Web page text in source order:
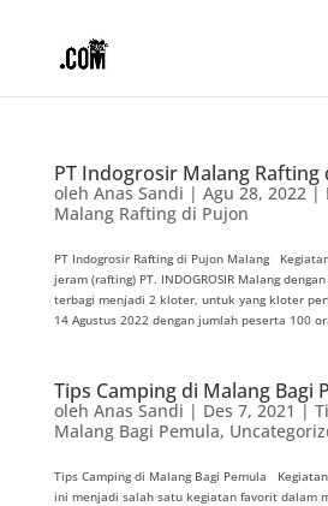
PT Indogrosir Malang Rafting
oleh Anas Sandi | Agu 28, 2022|
Malang Rafting di Pujon
PT Indogrosir Rafting di Pujon Malang
jeram (rafting) PT. INDOGROSIR Malang
terbagi menjadi 2 kloter, untuk yang kloter
14 Agustus 2022 dengan jumlah peserta 100
Tips Camping di Malang Bagi
oleh Anas Sandi | Des 7, 2021 |
Malang Bagi Pemula,
Tips Camping di Malang Bagi Pemula
ini menjadi salah satu kegiatan favorit dalam